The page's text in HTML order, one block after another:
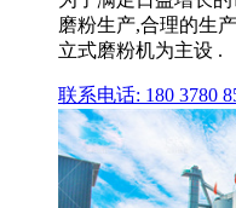
磨粉生产,合理的生
立式磨粉机为主设 .
联系电话: 180 3780